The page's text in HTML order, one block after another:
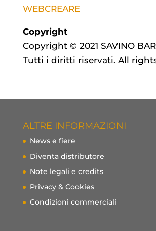
WEBCREARE
Copyright
Copyright © 2021 SAVINO
Tutti i diritti riservati. All
ALTRE INFORMAZIONI
News e fiere
Diventa distributore
Note legali e credits
Privacy & Cookies
Condizioni commerciali